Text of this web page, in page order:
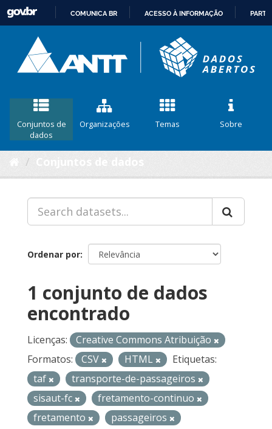
CONTEÚDO
COMUNICA BR ACESSO À INFORMAÇÃO
Conjuntos de
dados
Organizações Temas Sobre
Ordenar por
1 conjunto de dados
encontrado
Licenças:
Creative Commons Atribuição
Formatos:
CSV HTML
Etiquetas:
taf
transporte-de-passageiros
sisaut-fc
fretamento-continuo
fretamento
passageiros